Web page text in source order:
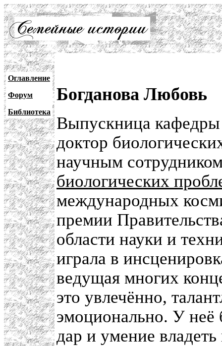
Оглавление
Форум
Библиотека
Богданова Любовь
Выпускница кафедры
доктор
научным
биологических
международных
премии
области науки и
играла в
ведущая многих
это увлечённо,
эмоционально. У неё
дар и умение